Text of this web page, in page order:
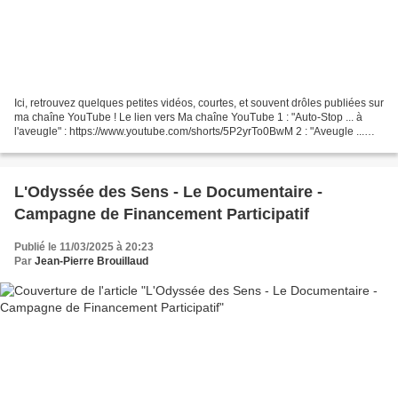
Ici, retrouvez quelques petites vidéos, courtes, et souvent drôles publiées sur
ma chaîne YouTube ! Le lien vers Ma chaîne YouTube 1 : "Auto-Stop ... à
l'aveugle" : https://www.youtube.com/shorts/5P2yrTo0BwM 2 : "Aveugle ...
L'Odyssée des Sens - Le Documentaire -
Campagne de Financement Participatif
Publié le 11/03/2025 à 20:23
Par Jean-Pierre Brouillaud